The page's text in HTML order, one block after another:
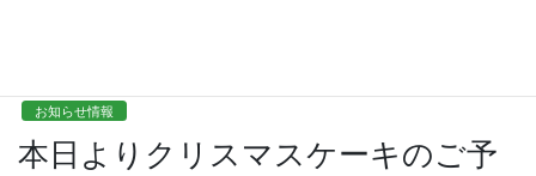
お知らせ情報
本日よりクリスマスケーキのご予